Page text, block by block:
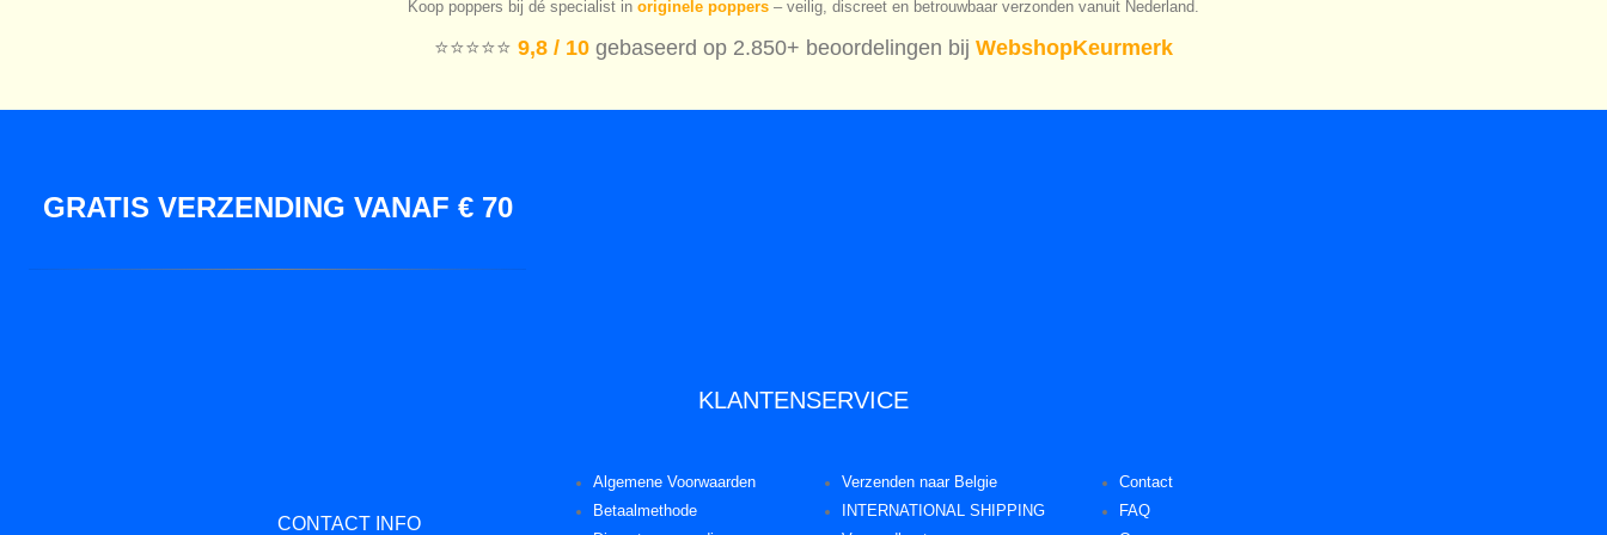
Koop poppers bij dé specialist in originele poppers – veilig, discreet en betrouwbaar verzonden vanuit Nederland.
⭐️⭐️⭐️⭐️⭐️ 9,8 / 10 gebaseerd op 2.850+ beoordelingen bij WebshopKeurmerk
GRATIS VERZENDING VANAF € 70
KLANTENSERVICE
CONTACT INFO
Algemene Voorwaarden
Betaalmethode
Verzenden naar Belgie
INTERNATIONAL SHIPPING
Contact
FAQ